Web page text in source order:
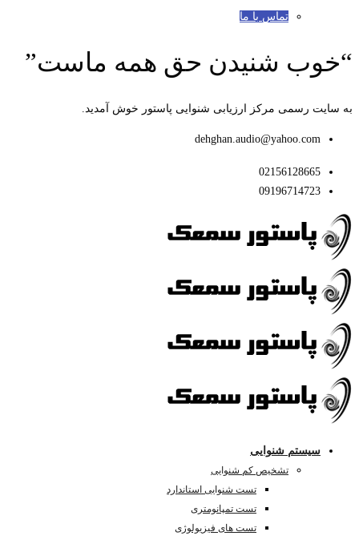
تماس با ما
“خوب شنیدن حق همه ماست”
به سایت رسمی مرکز ارزیابی شنوایی پاستور خوش آمدید.
dehghan.audio@yahoo.com
02156128665
09196714723
سیستم شنوایی
تشخیص کم شنوایی
تست شنوایی استاندارد
تست تمپانومتری
تست های فیزیولوژی